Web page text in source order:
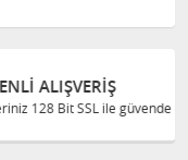
ile güvende